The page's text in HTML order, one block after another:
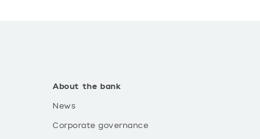
About the bank
News
Corporate governance